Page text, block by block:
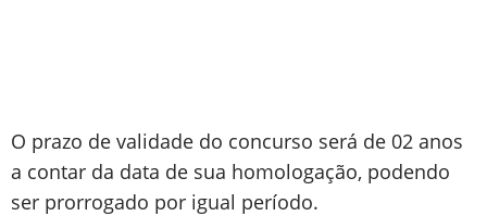
O prazo de validade do concurso será de 02 anos
a contar da data de sua homologação, podendo
ser prorrogado por igual período.